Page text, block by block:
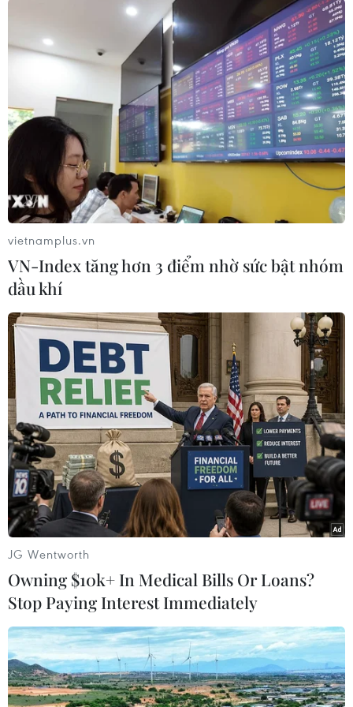
#ExxonMobil #Chevron
#ngành dầu khí
#kiềm chế chi tiêu
#chỉ số chứng khoán
#COVID-19
Theo dõi VietnamPlus
TIN LIÊN QUAN
Venezuela bắt giữ 2 lãnh đạo chi nhánh
Tập đoàn dầu khí Chevron
18/04/2018 03:35
vietnamplus.vn
VN-Index tăng hơn 3 điểm nhờ sức bật nhóm
dầu khí
JG Wentworth
Owning $10k+ In Medical Bills Or Loans?
Stop Paying Interest Immediately